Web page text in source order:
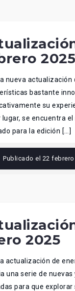
2025
nueva actualización
bastante
su
lugar, se encuentra
para la edición […]
Publicado el 22
2025
actualización de
una serie de
para que